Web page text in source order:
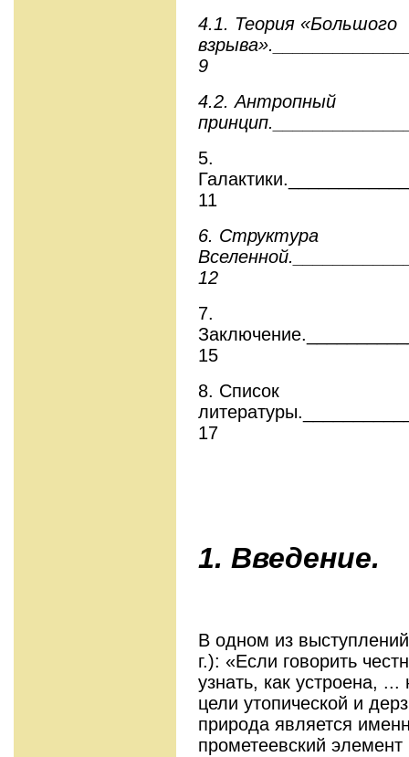
4.1. Теория «Большого
9
4.2. Антропный
5.
11
6. Структура
12
7.
15
8. Список
17
1. Введение.
В одном из
г.): «Если говорить
узнать, как устроена,
цели утопической и
природа является
прометеевский элемент